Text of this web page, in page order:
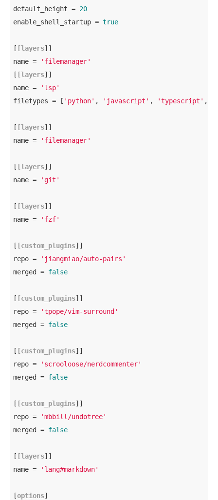
default_height = 20
enable_shell_startup = true
[ [layers]]
name =
'filemanager'
[ [layers]]
name =
'lsp'
filetypes = [ 'python' , 'javascript' , 'typescript' ,
[ [layers]]
name =
'filemanager'
[ [layers]]
name =
'git'
[ [layers]]
name =
'fzf'
[ [custom_plugins]]
repo =
'jiangmiao/auto-pairs'
merged = false
[ [custom_plugins]]
repo =
'tpope/vim-surround'
merged = false
[ [custom_plugins]]
repo =
'scrooloose/nerdcommenter'
merged = false
[ [custom_plugins]]
repo =
'mbbill/undotree'
merged = false
[ [layers]]
name =
'lang#markdown'
[options]